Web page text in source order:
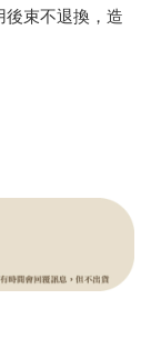
束不退換，造